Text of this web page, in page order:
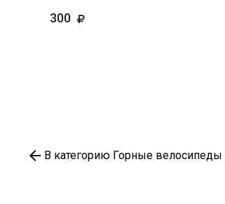
300
В категорию Горные велосипеды